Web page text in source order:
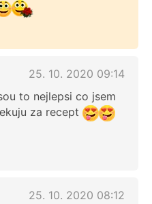
25. 10. 2020 09:14
to nejlepsi co jsem
za recept
25. 10. 2020 08:12